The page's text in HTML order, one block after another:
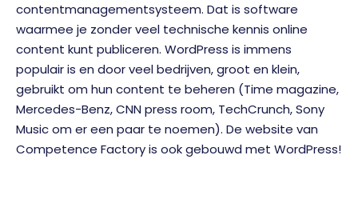
contentmanagementsysteem. Dat is software
waarmee je zonder veel technische kennis online
content kunt publiceren. WordPress is immens
populair is en door veel bedrijven, groot en klein,
gebruikt om hun content te beheren (Time magazine,
Mercedes-Benz, CNN press room, TechCrunch, Sony
Music om er een paar te noemen). De website van
Competence Factory is ook gebouwd met WordPress!